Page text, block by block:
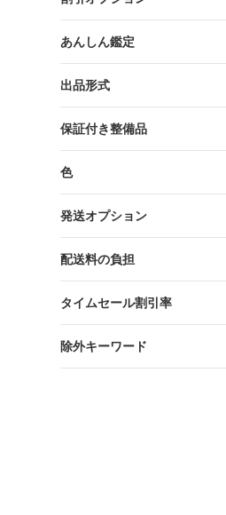
あんしん鑑定
出品形式
保証付き整備品
色
発送オプション
配送料の負担
タイムセール割引率
除外キーワード